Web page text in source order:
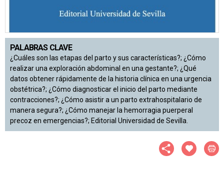
PALABRAS CLAVE
¿Cuáles son las etapas del parto y sus características?; ¿Cómo
realizar una exploración abdominal en una gestante?; ¿Qué
datos obtener rápidamente de la historia clínica en una urgencia
obstétrica?; ¿Cómo diagnosticar el inicio del parto mediante
contracciones?; ¿Cómo asistir a un parto extrahospitalario de
manera segura?; ¿Cómo manejar la hemorragia puerperal
precoz en emergencias?; Editorial Universidad de Sevilla.